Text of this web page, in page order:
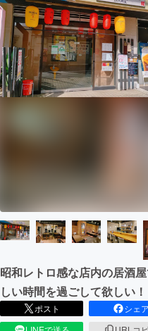
アート・写真
テクノロジー・ガ
CAMPFIRE for
CAMPFIREふるさと
昭和レトロ感な店内の居酒
しい時間を過ごして欲しい！
ポスト
シェア